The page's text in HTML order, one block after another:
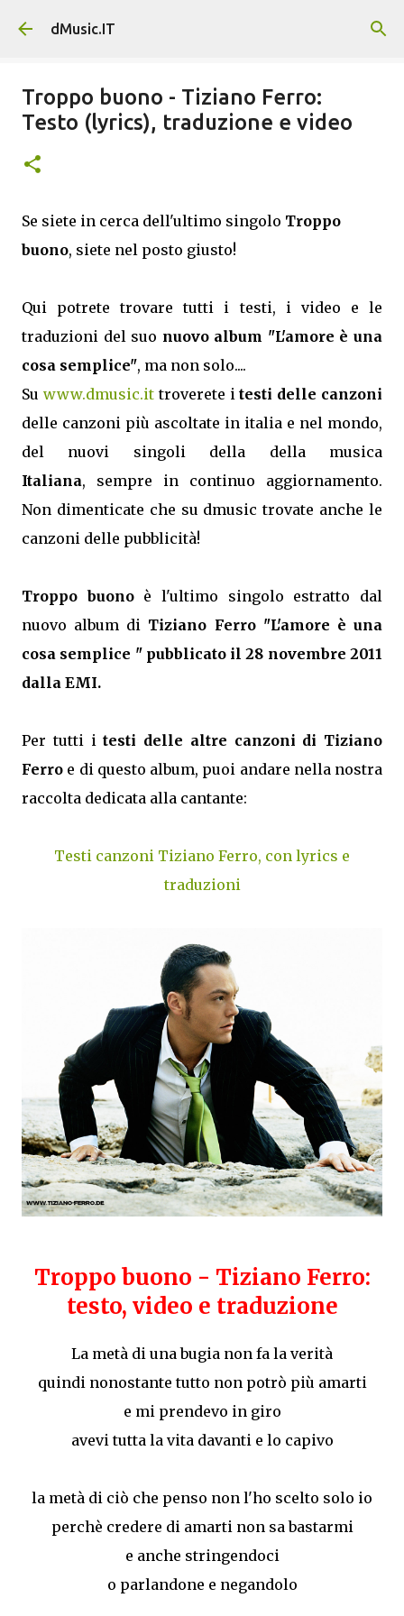
Passa ai contenuti principali
dMusic.IT
Troppo buono - Tiziano Ferro:
Testo (lyrics), traduzione e video
Se siete in cerca dell'ultimo singolo Troppo
buono, siete nel posto giusto!
Qui potrete trovare tutti i testi, i video e le
traduzioni del suo nuovo album "L'amore è una
cosa semplice", ma non solo....
Su www.dmusic.ittroverete itesti delle canzoni
delle canzoni più ascoltate in italia e nel mondo,
del nuovi singoli della della musica
Italiana, sempre in continuo aggiornamento.
Non dimenticate che su dmusic trovate anche le
canzoni delle pubblicità!
Troppo buonoè l'ultimo singolo estratto dal
nuovo album di Tiziano Ferro "L'amore è una
cosa semplice " pubblicato il 28 novembre 2011
dalla EMI.
Per tutti itesti delle altre canzoni di Tiziano
Ferro e di questo album, puoi andare nella nostra
raccolta dedicata alla cantante:
Testi canzoni Tiziano Ferro, con lyrics e
traduzioni
Troppo buono - Tiziano Ferro:
testo, video e traduzione
La metà di una bugia non fa la verità
quindi nonostante tutto non potrò più amarti
e mi prendevo in giro
avevi tutta la vita davanti e lo capivo
la metà di ciò che penso non l'ho scelto solo io
perchè credere di amarti non sa bastarmi
e anche stringendoci
o parlandone e negandolo